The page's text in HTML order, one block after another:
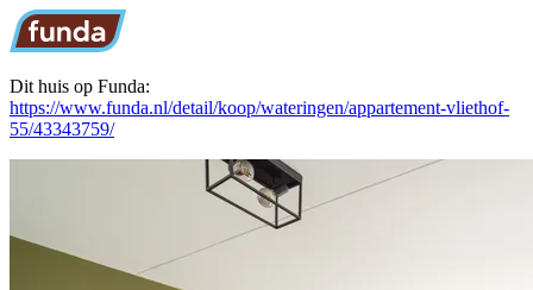
Dit huis op Funda:
https://www.funda.nl/detail/koop/wateringen/appartement-vliethof-
55/43343759/